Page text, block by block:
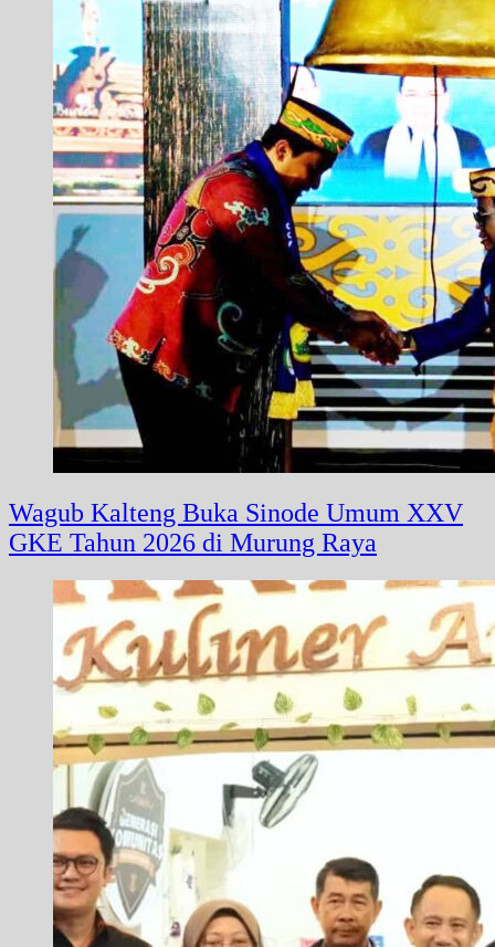
Wagub Kalteng Buka Sinode Umum XXV
GKE Tahun 2026 di Murung Raya